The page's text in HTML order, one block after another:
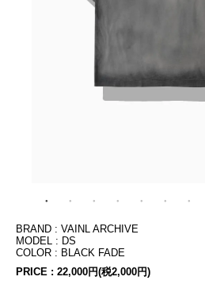
BRAND : VAINL ARCHIVE
MODEL : DS
COLOR : BLACK FADE
PRICE : 22,000円(税2,000円)